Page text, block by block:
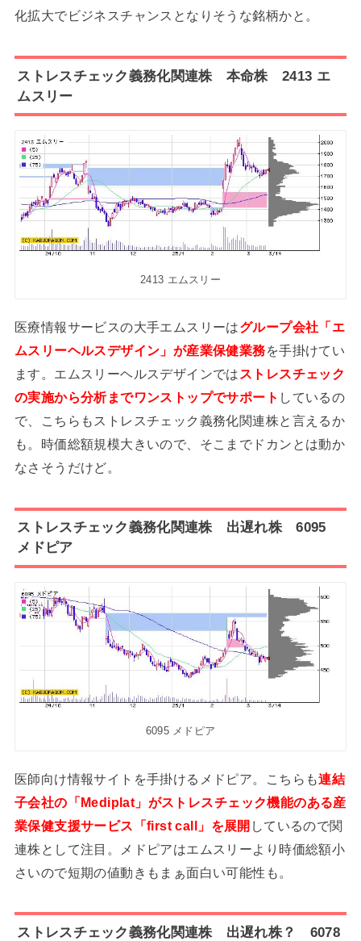
化拡大でビジネスチャンスとなりそうな銘柄かと。
ストレスチェック義務化関連株 本命株 2413 エ
ムスリー
2413 エムスリー
医療情報サービスの大手エムスリーはグループ会社「エ
ムスリーヘルスデザイン」が産業保健業務を手掛けてい
ます。エムスリーヘルスデザインでは ストレスチェック
の実施から分析までワンストップでサポート しているの
で、こちらもストレスチェック義務化関連株と言えるか
も。時価総額規模大きいので、そこまでドカンとは動か
なさそうだけど。
ストレスチェック義務化関連株 出遅れ株 6095
メドピア
6095 メドピア
医師向け情報サイトを手掛けるメドピア。こちらも連結
子会社の「Mediplat」がストレスチェック機能のある産
業保健支援サービス「first call」を展開 しているので関
連株として注目。メドピアはエムスリーより時価総額小
さいので短期の値動きもまぁ面白い可能性も。
ストレスチェック義務化関連株 出遅れ株？ 6078